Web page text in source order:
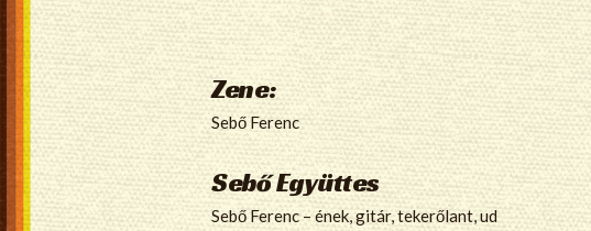
Zene:
Sebő Ferenc
Sebő Együttes
Sebő Ferenc – ének, gitár, tekerőlant, ud